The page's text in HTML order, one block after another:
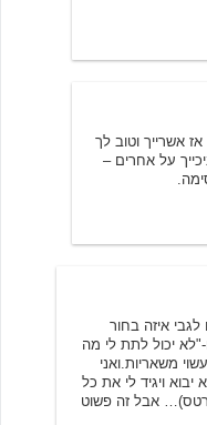
אשרייך וטוב לך
על אחרים –
איזה בחור
"לא יכול לתת לי מה
משאריות.ואני
יבוא ויגיד לי את כל
אבל זה פשוט